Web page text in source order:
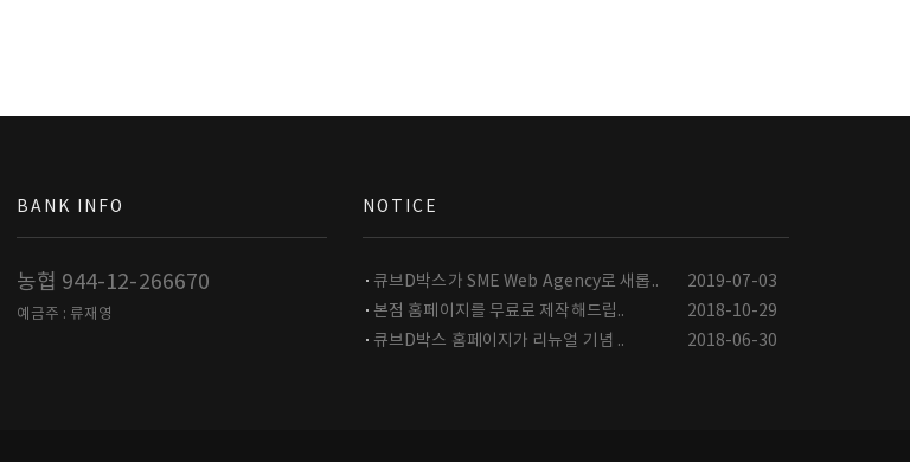
BANK INFO
농협 944-12-266670
예금주 : 류재영
NOTICE
큐브D박스가 SME Web Agency로 새롭..
2019-07-03
본점 홈페이지를 무료로 제작해드립..
2018-10-29
큐브D박스 홈페이지가 리뉴얼 기념 ..
2018-06-30